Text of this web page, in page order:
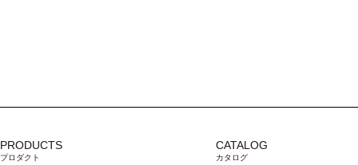
PRODUCTS
プロダクト
CATALOG
カタログ